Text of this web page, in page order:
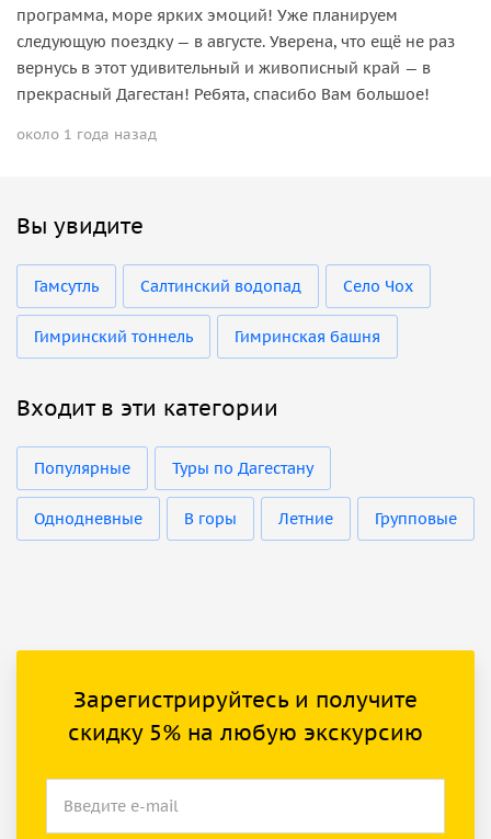
программа, море ярких эмоций! Уже планируем
следующую поездку — в августе. Уверена, что ещё не раз
вернусь в этот удивительный и живописный край — в
прекрасный Дагестан! Ребята, спасибо Вам большое!
около 1 года назад
Вы увидите
Гамсутль Салтинский водопад Село Чох
Гимринский тоннель Гимринская башня
Входит в эти категории
Популярные Туры по Дагестану
Однодневные В горы Летние Групповые
Зарегистрируйтесь и получите
скидку 5% на любую экскурсию